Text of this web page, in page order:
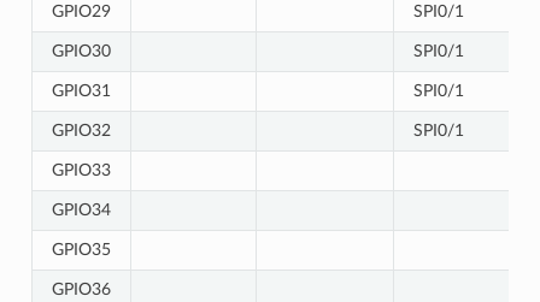
GPIO29 SPI0/1
GPIO30 SPI0/1
GPIO31 SPI0/1
GPIO32 SPI0/1
GPIO33
GPIO34
GPIO35
GPIO36